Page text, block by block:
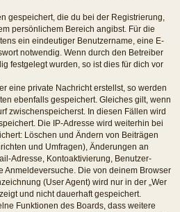
gespeichert, die du bei der Registrierung,
persönlichem Bereich angibst. Für die
ein eindeutiger Benutzername, eine E-
notwendig. Wenn durch den Betreiber
festgelegt wurden, so ist dies für dich vor
eine private Nachricht erstellst, so werden
ebenfalls gespeichert. Gleiches gilt, wenn
zwischenspeicherst. In diesen Fällen wird
Die IP-Adresse wird weiterhin bei
Löschen und Ändern von Beiträgen
und Umfragen), Änderungen an
Adresse, Kontoaktivierung, Benutzer-
Anmeldeversuche. Die von deinem Browser
(User Agent) wird nur in der „Wer
und nicht dauerhaft gespeichert.
Funktionen des Boards, dass weitere